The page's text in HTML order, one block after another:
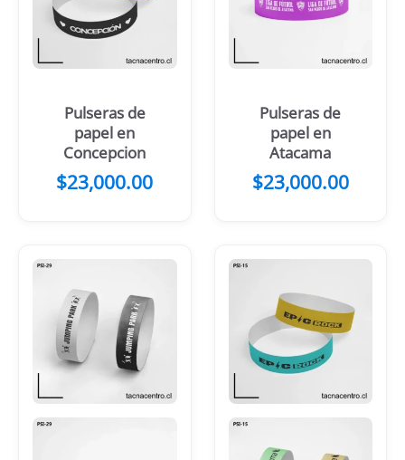
Pulseras de
papel en
Concepcion
$23,000.00
Pulseras de
papel en
Atacama
$23,000.00